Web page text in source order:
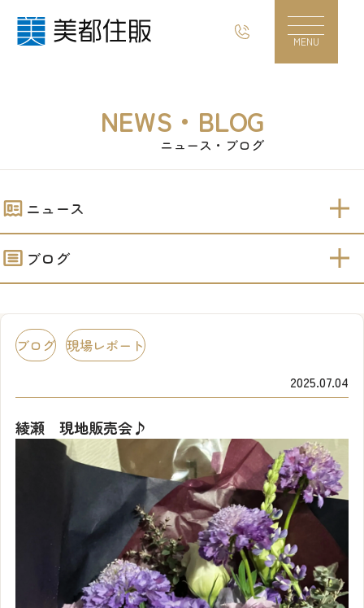
綾瀬 現地販売会♪｜美都住販
MENU
NEWS・BLOG
ニュース・ブログ
ニュース
ブログ
ブログ 現場レポート
2025.07.04
綾瀬 現地販売会♪